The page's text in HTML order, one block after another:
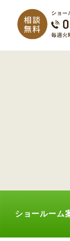
ショールーム